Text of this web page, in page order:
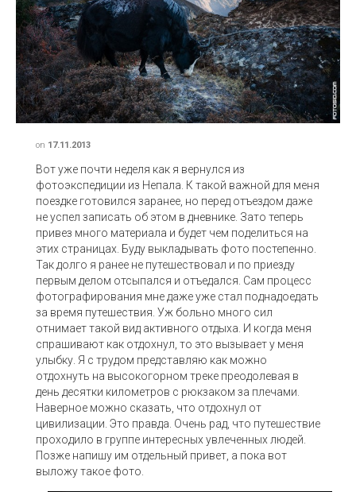
on 17.11.2013
Вот уже почти неделя как я вернулся из
фотоэкспедиции из Непала. К такой важной для меня
поездке готовился заранее, но перед отъездом даже
не успел записать об этом в дневнике. Зато теперь
привез много материала и будет чем поделиться на
этих страницах. Буду выкладывать фото постепенно.
Так долго я ранее не путешествовал и по приезду
первым делом отсыпался и отъедался. Сам процесс
фотографирования мне даже уже стал поднадоедать
за время путешествия. Уж больно много сил
отнимает такой вид активного отдыха. И когда меня
спрашивают как отдохнул, то это вызывает у меня
улыбку. Я с трудом представляю как можно
отдохнуть на высокогорном треке преодолевая в
день десятки километров с рюкзаком за плечами.
Наверное можно сказать, что отдохнул от
цивилизации. Это правда. Очень рад, что путешествие
проходило в группе интересных увлеченных людей.
Позже напишу им отдельный привет, а пока вот
выложу такое фото.